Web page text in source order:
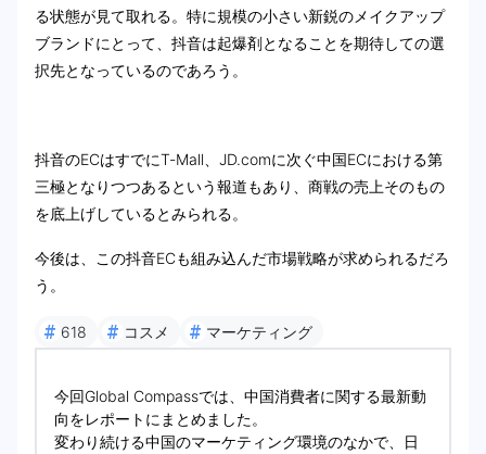
る状態が見て取れる。特に規模の小さい新鋭のメイクアップ
ブランドにとって、抖音は起爆剤となることを期待しての選
択先となっているのであろう。
抖音のECはすでにT-Mall、JD.comに次ぐ中国ECにおける第
三極となりつつあるという報道もあり、商戦の売上そのもの
を底上げしているとみられる。
今後は、この抖音ECも組み込んだ市場戦略が求められるだろ
う。
# 618 # コスメ # マーケティング
今回Global Compassでは、中国消費者に関する最新動
向をレポートにまとめました。
変わり続ける中国のマーケティング環境のなかで、日